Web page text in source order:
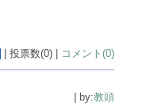
| 投票数(0) | コメント(0)
| by:教頭